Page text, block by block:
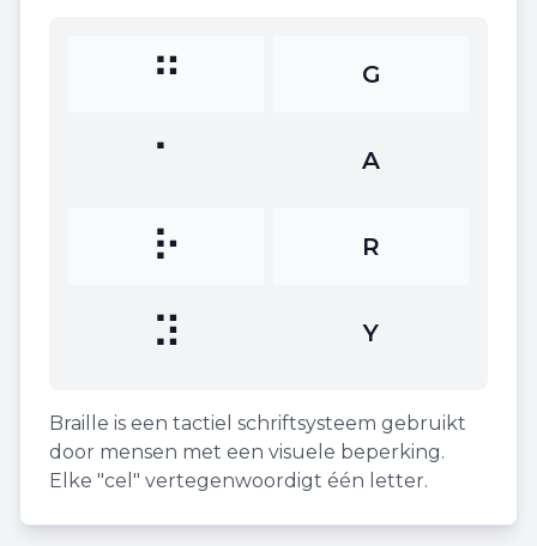
⠛ G
⠁ A
⠗ R
⠽ Y
Braille is een tactiel schriftsysteem gebruikt
door mensen met een visuele beperking.
Elke "cel" vertegenwoordigt één letter.